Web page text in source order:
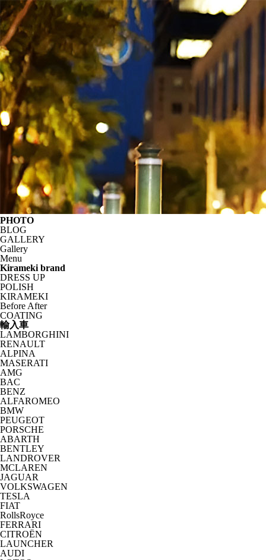
PHOTO
BLOG
GALLERY
Gallery
Menu
Kirameki brand
DRESS UP
POLISH
KIRAMEKI
Before After
COATING
輸入車
LAMBORGHINI
RENAULT
ALPINA
MASERATI
AMG
BAC
BENZ
ALFAROMEO
BMW
PEUGEOT
PORSCHE
ABARTH
BENTLEY
LANDROVER
MCLAREN
JAGUAR
VOLKSWAGEN
TESLA
FIAT
RollsRoyce
FERRARI
CITROËN
LAUNCHER
AUDI